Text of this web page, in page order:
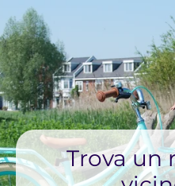
Trova un